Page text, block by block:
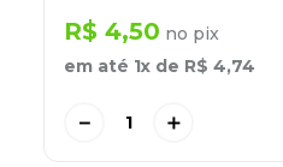
R$ 4,50 no pix
em até 1x de R$ 4,74
＋
－